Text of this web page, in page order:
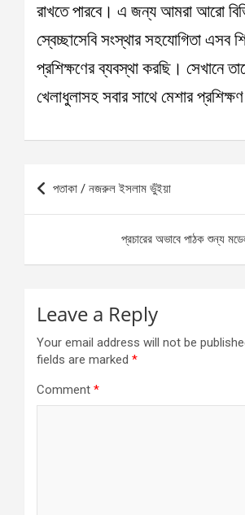
রাখতে পারবে। এ জন্য আমরা আরো
স্বেচ্ছাসেবি সংস্থার সহযোগিতা এসব
প্রশিক্ষণের ব্যবস্থা করছি। সেখানে
খেলাধুলাসহ সবার সাথে মেশার
Post
navigation
পতাকা / নজরুল ইসলাম ভুঁইয়া
প্রচারের অভাবে পাঠক শুন্য
Leave a Reply
Your email address will not be
fields are marked *
Comment *